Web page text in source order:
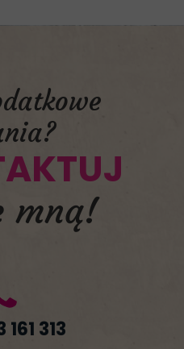
mną!
313